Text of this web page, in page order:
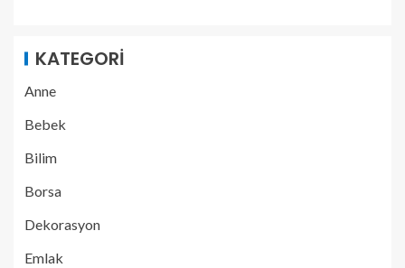
KATEGORI
Anne
Bebek
Bilim
Borsa
Dekorasyon
Emlak